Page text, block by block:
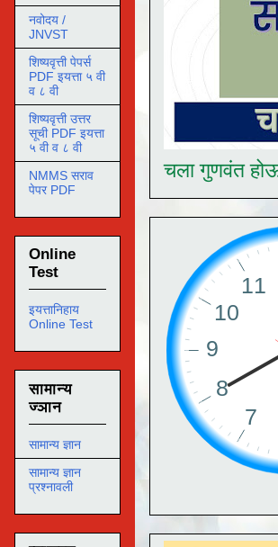
चला गुणवंत
नवोदय /
JNVST
शिष्यवृत्ती पेपर्स
PDF इयत्ता ५ वी
व ८ वी
शिष्यवृत्ती उत्तर
सूची PDF इयत्ता
५ वी व ८ वी
NMMS सराव
पेपर PDF
Online
Test
इयत्तानिहाय
Online Test
सामान्य
ज्ञान
सामान्य ज्ञान
सामान्य ज्ञान
प्रश्नावली